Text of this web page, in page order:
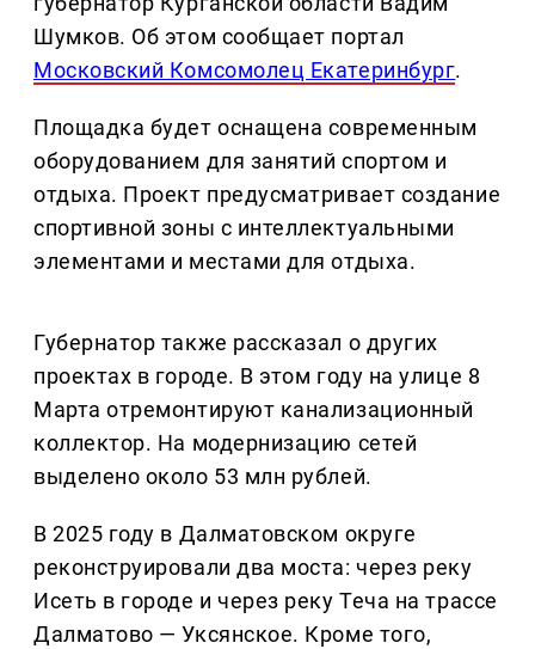
Шумков. Об этом сообщает портал
Московский Комсомолец Екатеринбург.
Площадка будет оснащена современным
оборудованием для занятий спортом и
отдыха. Проект предусматривает создание
спортивной зоны с интеллектуальными
элементами и местами для отдыха.
Губернатор также рассказал о других
проектах в городе. В этом году на улице 8
Марта отремонтируют канализационный
коллектор. На модернизацию сетей
выделено около 53 млн рублей.
В 2025 году в Далматовском округе
реконструировали два моста: через реку
Исеть в городе и через реку Теча на трассе
Далматово — Уксянское. Кроме того,